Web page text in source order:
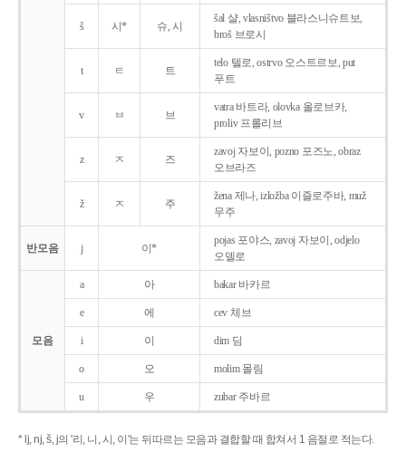
š 시* 슈, 시
šal 샬, vlasništvo 블라스니슈트보,
broš 브로시
t ㅌ 트
telo 텔로, ostrvo 오스트르보, put
푸트
v ㅂ 브
vatra 바트라, olovka 올로브카,
proliv 프롤리브
z ㅈ 즈
zavoj 자보이, pozno 포즈노, obraz
오브라즈
ž ㅈ 주
žena 제나, izložba 이즐로주바, muž
무주
반모음 j 이*
pojas 포야스, zavoj 자보이, odjelo
오델로
모음
a 아 bakar 바카르
e 에 cev 체브
i 이 dim 딤
o 오 molim 몰림
u 우 zubar 주바르
* lj, nj, š, j의 '리, 니, 시, 이'는 뒤따르는 모음과 결합할 때 합쳐서 1 음절로 적는다.